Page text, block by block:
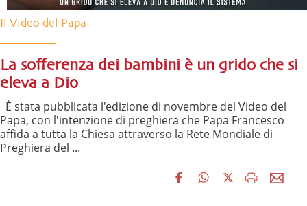
Il Video del Papa
La sofferenza dei bambini è un grido che si
eleva a Dio
È stata pubblicata l'edizione di novembre del Video del
Papa, con l'intenzione di preghiera che Papa Francesco
affida a tutta la Chiesa attraverso la Rete Mondiale di
Preghiera del ...